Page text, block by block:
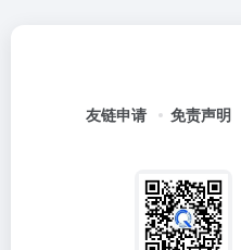
友链申请 免责声明